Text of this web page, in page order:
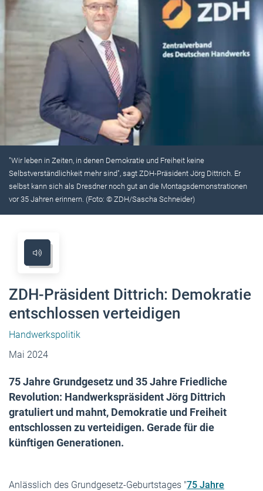
"Wir leben in Zeiten, in denen Demokratie und Freiheit keine
Selbstverständlichkeit mehr sind", sagt ZDH-Präsident Jörg Dittrich. Er
selbst kann sich als Dresdner noch gut an die Montagsdemonstrationen
vor 35 Jahren erinnern. (Foto: © ZDH/Sascha Schneider)
ZDH-Präsident Dittrich: Demokratie
entschlossen verteidigen
Handwerkspolitik
Mai 2024
75 Jahre Grundgesetz und 35 Jahre Friedliche
Revolution: Handwerkspräsident Jörg Dittrich
gratuliert und mahnt, Demokratie und Freiheit
entschlossen zu verteidigen. Gerade für die
künftigen Generationen.
Anlässlich des Grundgesetz-Geburtstages "75 Jahre